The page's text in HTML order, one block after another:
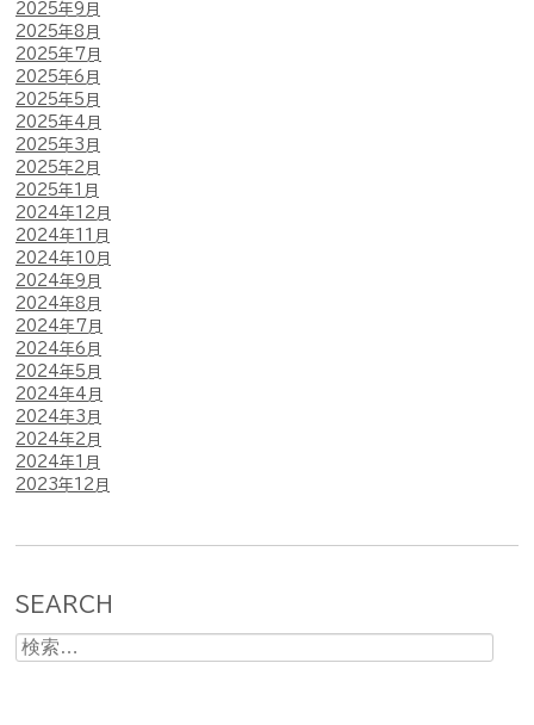
2025年9月
2025年8月
2025年7月
2025年6月
2025年5月
2025年4月
2025年3月
2025年2月
2025年1月
2024年12月
2024年11月
2024年10月
2024年9月
2024年8月
2024年7月
2024年6月
2024年5月
2024年4月
2024年3月
2024年2月
2024年1月
2023年12月
SEARCH
検
索: